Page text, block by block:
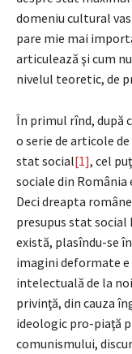
domeniu cultural
pare mie mai
articulează şi cum
nivelul teoretic, de
În primul rînd, după
o serie de articole
stat social[1], cel
sociale din
Deci dreapta
presupus stat social
există, plasîndu-se
imagini deformate
intelectuală de la
privinţă, din cauza
ideologic pro-piaţă
comunismului,